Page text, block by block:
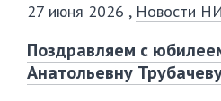
27 июня 2026 , Новости
Поздравляем с
Анатольевну